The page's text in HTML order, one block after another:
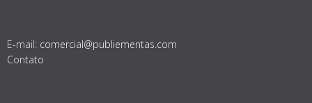
E-mail: comercial@publiementas.com
Contato